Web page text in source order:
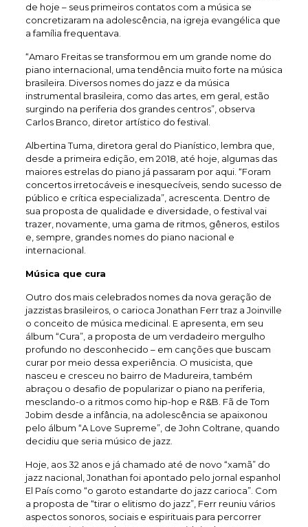
de hoje – seus primeiros contatos com a música se
concretizaram na adolescência, na igreja evangélica que
a família frequentava.
“Amaro Freitas se transformou em um grande nome do
piano internacional, uma tendência muito forte na música
brasileira. Diversos nomes do jazz e da música
instrumental brasileira, como das artes, em geral, estão
surgindo na periferia dos grandes centros”, observa
Carlos Branco, diretor artístico do festival.
Albertina Tuma, diretora geral do Pianístico, lembra que,
desde a primeira edição, em 2018, até hoje, algumas das
maiores estrelas do piano já passaram por aqui. “Foram
concertos irretocáveis e inesquecíveis, sendo sucesso de
público e crítica especializada”, acrescenta. Dentro de
sua proposta de qualidade e diversidade, o festival vai
trazer, novamente, uma gama de ritmos, gêneros, estilos
e, sempre, grandes nomes do piano nacional e
internacional.
Música que cura
Outro dos mais celebrados nomes da nova geração de
jazzistas brasileiros, o carioca Jonathan Ferr traz a Joinville
o conceito de música medicinal. E apresenta, em seu
álbum “Cura”, a proposta de um verdadeiro mergulho
profundo no desconhecido – em canções que buscam
curar por meio dessa experiência. O musicista, que
nasceu e cresceu no bairro de Madureira, também
abraçou o desafio de popularizar o piano na periferia,
mesclando-o a ritmos como hip-hop e R&B. Fã de Tom
Jobim desde a infância, na adolescência se apaixonou
pelo álbum “A Love Supreme”, de John Coltrane, quando
decidiu que seria músico de jazz.
Hoje, aos 32 anos e já chamado até de novo “xamã” do
jazz nacional, Jonathan foi apontado pelo jornal espanhol
El País como “o garoto estandarte do jazz carioca”. Com
a proposta de “tirar o elitismo do jazz”, Ferr reuniu vários
aspectos sonoros, sociais e espirituais para percorrer